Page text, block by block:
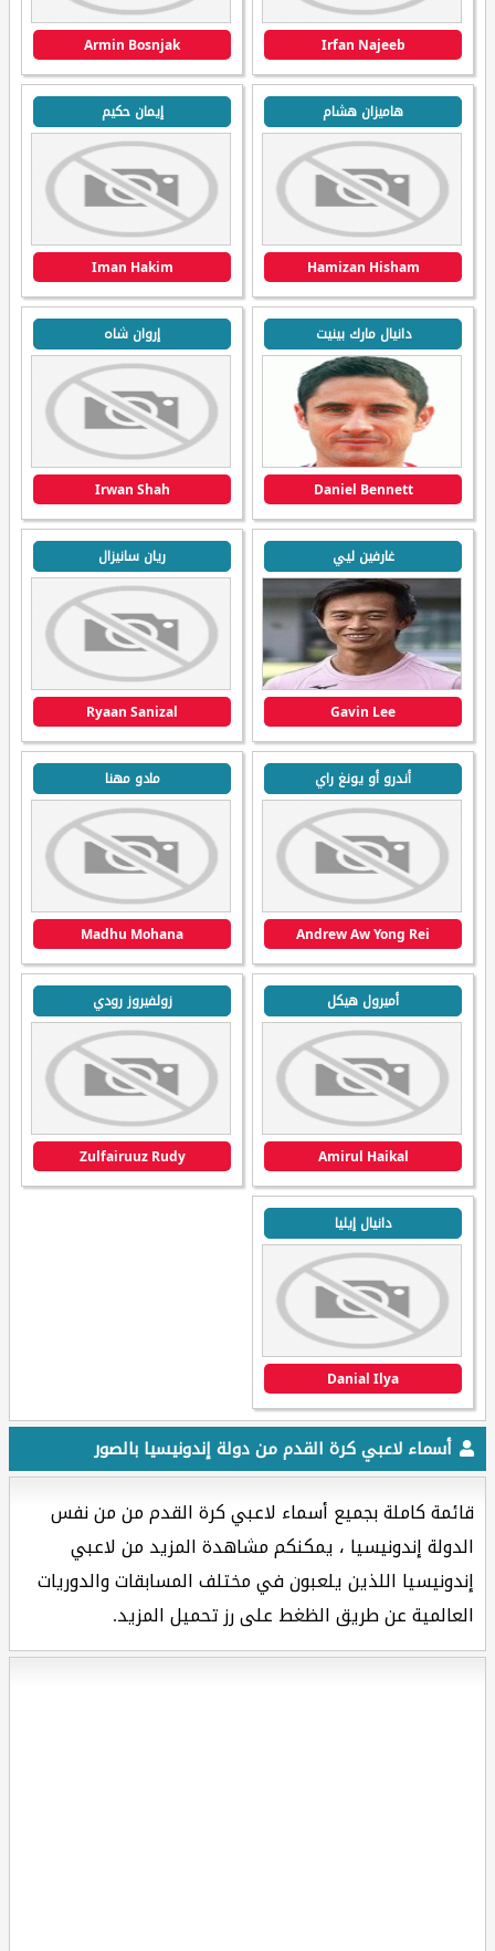
Irfan Najeeb
Armin Bosnjak
هاميزان هشام
Hamizan Hisham
إيمان حكيم
Iman Hakim
دانيال مارك بينيت
Daniel Bennett
إروان شاه
Irwan Shah
غارفين ليي
Gavin Lee
ريان سانيزال
Ryaan Sanizal
أندرو أو يونغ راي
Andrew Aw Yong Rei
مادو مهنا
Madhu Mohana
أميرول هيكل
Amirul Haikal
زولفيروز رودي
Zulfairuuz Rudy
دانيال إيليا
Danial Ilya
أسماء لاعبي كرة القدم من دولة إندونيسيا بالصور
قائمة كاملة بجميع أسماء لاعبي كرة القدم من من نفس
الدولة إندونيسيا ، يمكنكم مشاهدة المزيد من لاعبي
إندونيسيا اللذين يلعبون في مختلف المسابقات والدوريات
العالمية عن طريق الظغط على رز تحميل المزيد.